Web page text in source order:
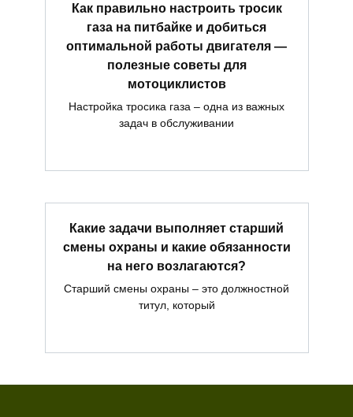
Как правильно настроить тросик
газа на питбайке и добиться
оптимальной работы двигателя —
полезные советы для
мотоциклистов
Настройка тросика газа – одна из важных
задач в обслуживании
Какие задачи выполняет старший
смены охраны и какие обязанности
на него возлагаются?
Старший смены охраны – это должностной
титул, который